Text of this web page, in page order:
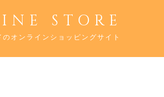
STORE
のオンラインショッピングサイト